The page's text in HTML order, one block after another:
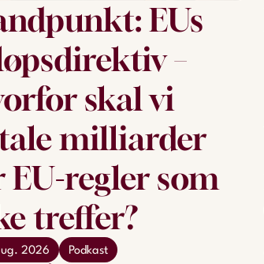
EUs
–
skal vi
milliarder
EU-regler som
treffer?
2026 Podkast